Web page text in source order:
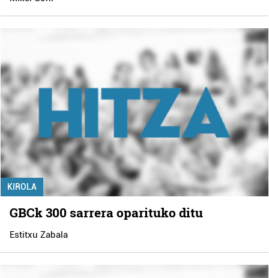
KIROLA
GBCk 300 sarrera oparituko ditu
Estitxu Zabala